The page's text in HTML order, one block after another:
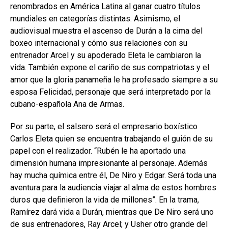
renombrados en América Latina al ganar cuatro títulos
mundiales en categorías distintas. Asimismo, el
audiovisual muestra el ascenso de Durán a la cima del
boxeo internacional y cómo sus relaciones con su
entrenador Arcel y su apoderado Eleta le cambiaron la
vida. También expone el cariño de sus compatriotas y el
amor que la gloria panameña le ha profesado siempre a su
esposa Felicidad, personaje que será interpretado por la
cubano-española Ana de Armas.
Por su parte, el salsero será el empresario boxístico
Carlos Eleta quien se encuentra trabajando el guión de su
papel con el realizador. “Rubén le ha aportado una
dimensión humana impresionante al personaje. Además
hay mucha química entre él, De Niro y Edgar. Será toda una
aventura para la audiencia viajar al alma de estos hombres
duros que definieron la vida de millones”. En la trama,
Ramírez dará vida a Durán, mientras que De Niro será uno
de sus entrenadores, Ray Arcel; y Usher otro grande del